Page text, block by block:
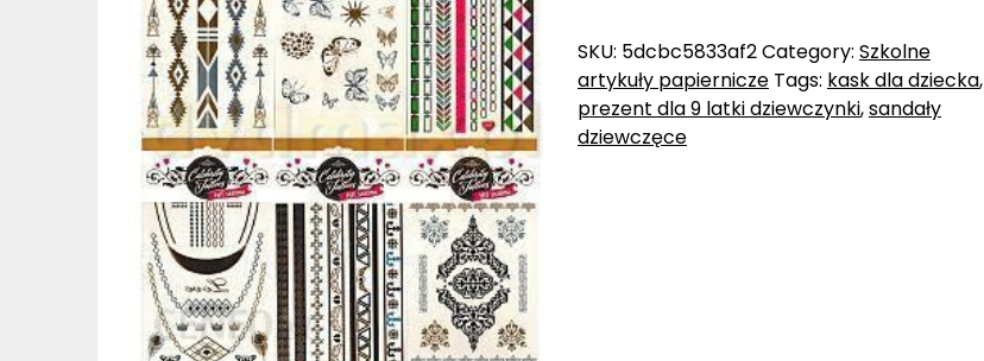
SKU: 5dcbc5833af2Category: Szkolne
artykuły papiernicze Tags: kask dla dziecka,
prezent dla 9 latki dziewczynki,sandały
dziewczęce